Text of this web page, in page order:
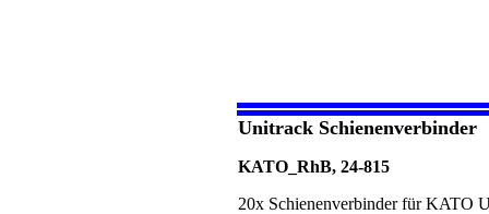
Unitrack Schienenverbinder
KATO_RhB, 24-815
20x Schienenverbinder für KATO